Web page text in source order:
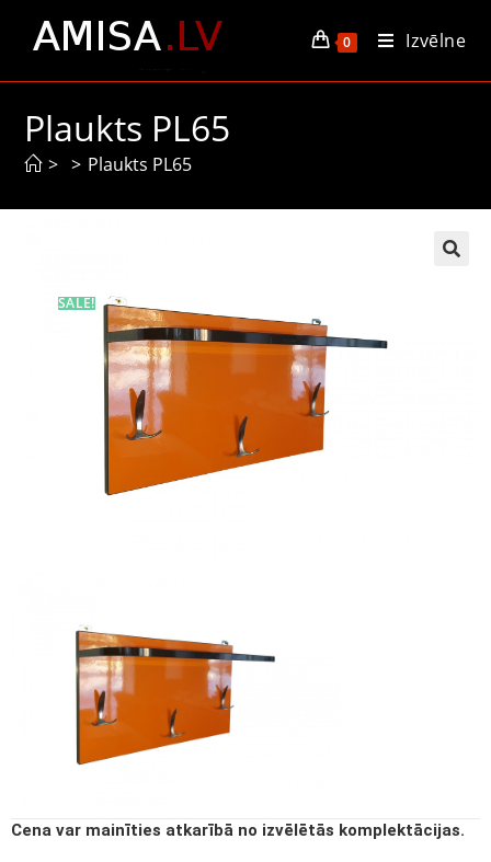
0 Izvēlne
Plaukts PL65
> > Plaukts PL65
SALE!
Cena var mainīties atkarībā no izvēlētās komplektācijas.